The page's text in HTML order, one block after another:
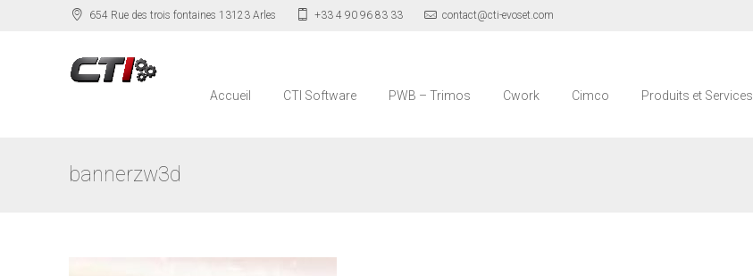
654 Rue des trois fontaines 13123 Arles +33 4 90 96 83 33 contact@cti-evoset.com
Accueil CTI Software PWB – Trimos Cwork Cimco Produits et Services
bannerzw3d